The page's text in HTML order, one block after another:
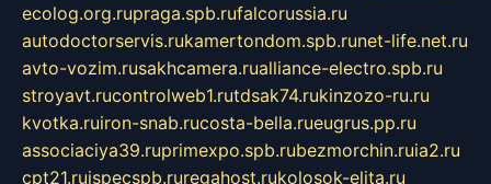
ecolog.org.rupraga.spb.rufalcorussia.ru
autodoctorservis.rukamertondom.spb.runet-life.net.ru
avto-vozim.rusakhcamera.rualliance-electro.spb.ru
stroyavt.rucontrolweb1.rutdsak74.rukinzozo-ru.ru
kvotka.ruiron-snab.rucosta-bella.rueugrus.pp.ru
associaciya39.ruprimexpo.spb.rubezmorchin.ruia2.ru
cpt21.ruispecspb.ruregahost.rukolosok-elita.ru